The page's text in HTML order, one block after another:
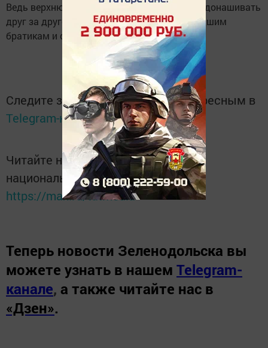
Ведь верхнюю одежду тогда было принято донашивать
друг за другом, передавая от старших младшим
братикам и сестрёнкам.
Следите за самым важным и интересным в
Telegram-канале Татмедиа
Читайте новости Татарстана в
национальном мессенджере MАХ:
https://max.ru/tatmedia
Теперь новости Зеленодольска вы
можете узнать в нашем Telegram-
канале, а также читайте нас в
«Дзен».